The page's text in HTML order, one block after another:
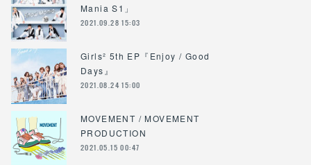
Mania S1」
2021.09.28 15:03
Girls² 5th EP『Enjoy / Good
Days』
2021.08.24 15:00
MOVEMENT / MOVEMENT
PRODUCTION
2021.05.15 00:47